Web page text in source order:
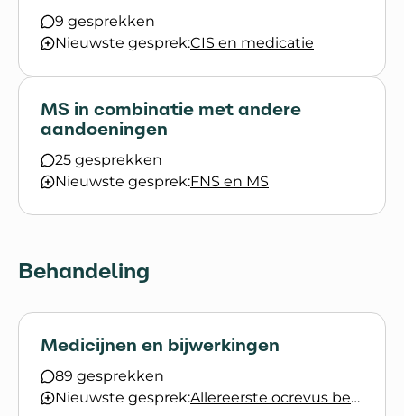
9 gesprekken
Nieuwste gesprek:CIS en medicatie
MS in combinatie met andere
aandoeningen
25 gesprekken
Nieuwste gesprek:FNS en MS
Behandeling
Medicijnen en bijwerkingen
89 gesprekken
Nieuwste gesprek:
Allereerste ocrevus behandeling